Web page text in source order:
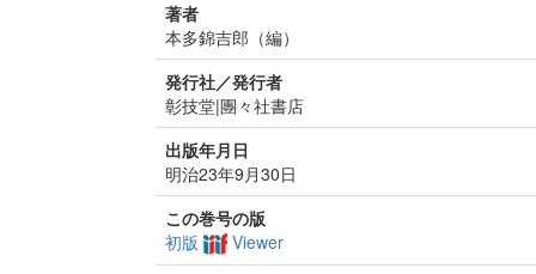
著者
本多錦吉郎（編）
発行社／発行者
彰技堂|團々社書店
出版年月日
明治23年9月30日
この巻号の版
初版
Viewer